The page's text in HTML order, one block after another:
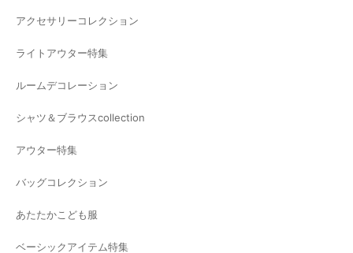
アクセサリーコレクション
ライトアウター特集
ルームデコレーション
シャツ＆ブラウスcollection
アウター特集
バッグコレクション
あたたかこども服
ベーシックアイテム特集